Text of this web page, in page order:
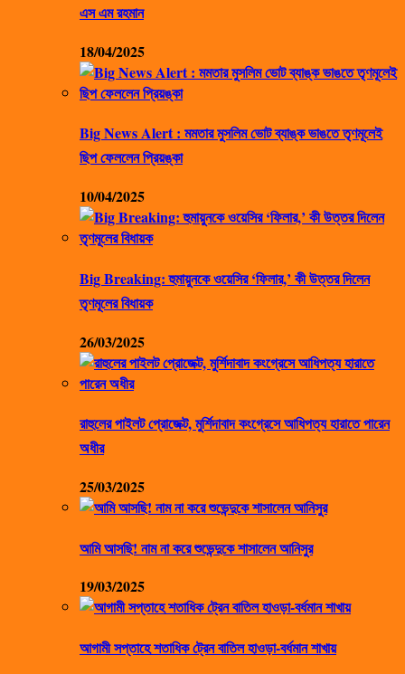
এস এম রহমান
18/04/2025
Big News Alert : মমতার মুসলিম ভোট ব্যাঙ্ক ভাঙতে তৃণমূলেই
ছিপ ফেললেন প্রিয়ঙ্কা
10/04/2025
Big Breaking: হুমায়ুনকে ওয়েসির ‘ফিলার,’ কী উত্তর দিলেন
তৃণমূলের বিধায়ক
26/03/2025
রাহুলের পাইলট প্রোজেক্ট, মুর্শিদাবাদ কংগ্রেসে আধিপত্য হারাতে পারেন
অধীর
25/03/2025
আমি আসছি! নাম না করে শুভেন্দুকে শাসালেন আনিসুর
19/03/2025
আগামী সপ্তাহে শতাধিক ট্রেন বাতিল হাওড়া-বর্ধমান শাখায়